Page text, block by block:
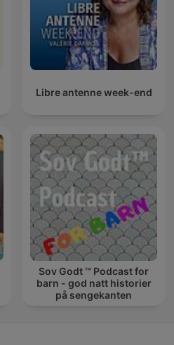
Libre antenne week-end
Sov Godt ™ Podcast for
barn - god natt historier
på sengekanten